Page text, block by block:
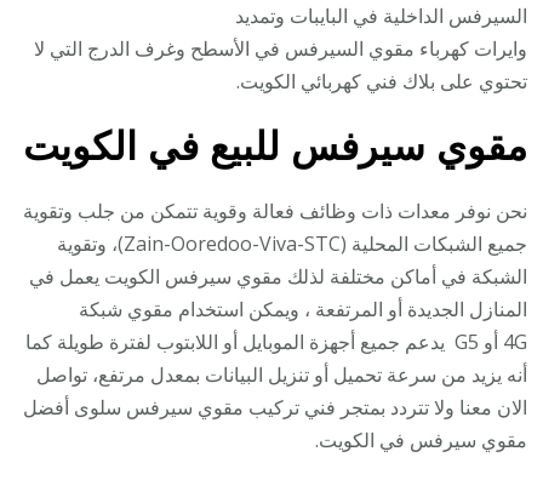
السيرفس الداخلية في البايبات وتمديد
وايرات كهرباء مقوي السيرفس في الأسطح وغرف الدرج التي لا
تحتوي على بلاك فني كهربائي الكويت.
مقوي سيرفس للبيع في الكويت
نحن نوفر معدات ذات وظائف فعالة وقوية تتمكن من جلب وتقوية
جميع الشبكات المحلية (Zain-Ooredoo-Viva-STC)، وتقوية
الشبكة في أماكن مختلفة لذلك مقوي سيرفس الكويت يعمل في
المنازل الجديدة أو المرتفعة ، ويمكن استخدام مقوي شبكة
4G أو G5 يدعم جميع أجهزة الموبايل أو اللابتوب لفترة طويلة كما
أنه يزيد من سرعة تحميل أو تنزيل البيانات بمعدل مرتفع، تواصل
الان معنا ولا تتردد بمتجر فني تركيب مقوي سيرفس سلوى أفضل
مقوي سيرفس في الكويت.